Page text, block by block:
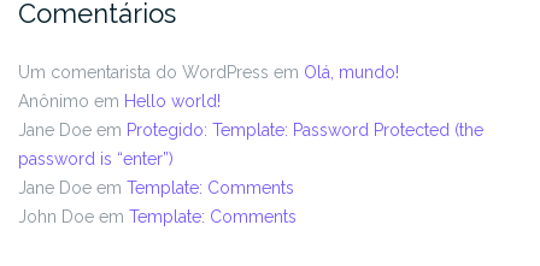
Comentários
Um comentarista do WordPress em Olá, mundo!
Anônimo em Hello world!
Jane Doe em Protegido: Template: Password Protected (the
password is “enter”)
Jane Doe em Template: Comments
John Doe em Template: Comments